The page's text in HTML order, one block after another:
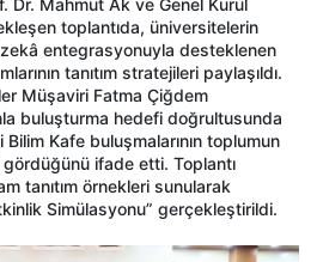
Dr. Mahmut Ak ve Genel Kurul
toplantıda, üniversitelerin
entegrasyonuyla desteklenen
tanıtım stratejileri paylaşıldı.
Müşaviri Fatma Çiğdem
buluşturma hedefi doğrultusunda
Kafe buluşmalarının toplumun
ifade etti. Toplantı
tanıtım örnekleri sunularak
Simülasyonu” gerçekleştirildi.